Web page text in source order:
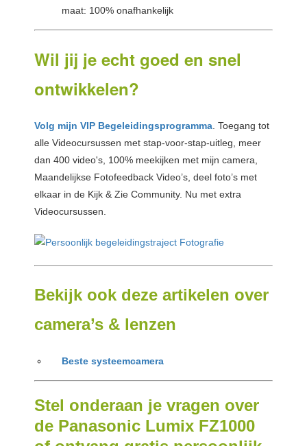
maat: 100% onafhankelijk
Wil jij je echt goed en snel
ontwikkelen?
Volg mijn VIP Begeleidingsprogramma . Toegang tot
alle Videocursussen met stap-voor-stap-uitleg, meer
dan 400 video's, 100% meekijken met mijn camera,
Maandelijkse Fotofeedback Video’s, deel foto’s met
elkaar in de Kijk & Zie Community. Nu met extra
Videocursussen.
Bekijk ook deze artikelen over
camera’s & lenzen
Beste systeemcamera
Stel onderaan je vragen over
de Panasonic Lumix FZ1000